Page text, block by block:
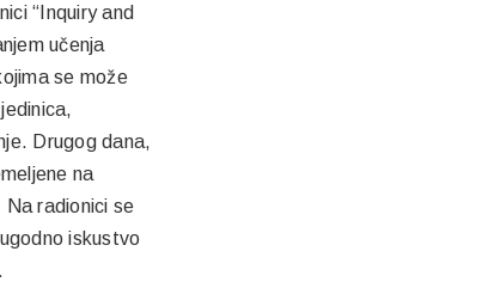
“Inquiry and
učenja
se može
Drugog dana,
na
radionici se
iskustvo